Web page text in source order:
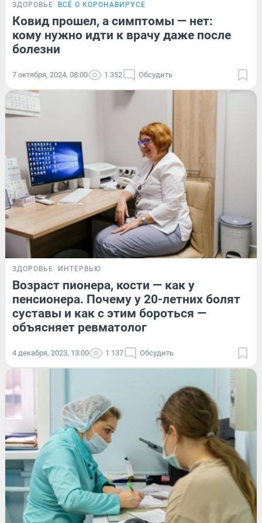
ЗДОРОВЬЕ ВСЁ О КОРОНАВИРУСЕ
Ковид прошел, а симптомы — нет:
кому нужно идти к врачу даже после
болезни
7 октября, 2024, 08:00 1 352 Обсудить
ЗДОРОВЬЕ ИНТЕРВЬЮ
Возраст пионера, кости — как у
пенсионера. Почему у 20-летних болят
суставы и как с этим бороться —
объясняет ревматолог
4 декабря, 2023, 13:00 1 137 Обсудить